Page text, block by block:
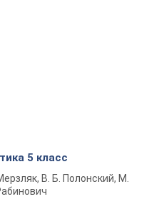
5 класс
В. Б. Полонский, М.